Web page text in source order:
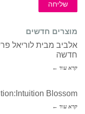
שליחה
מוצרים חדשים
אלביב מבית לוריאל
חדשה
קרא עוד ←
Blossom
קרא עוד ←